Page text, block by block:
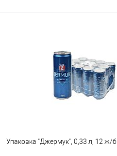
Упаковка "Джермук", 0,33 л, 12 ж/б